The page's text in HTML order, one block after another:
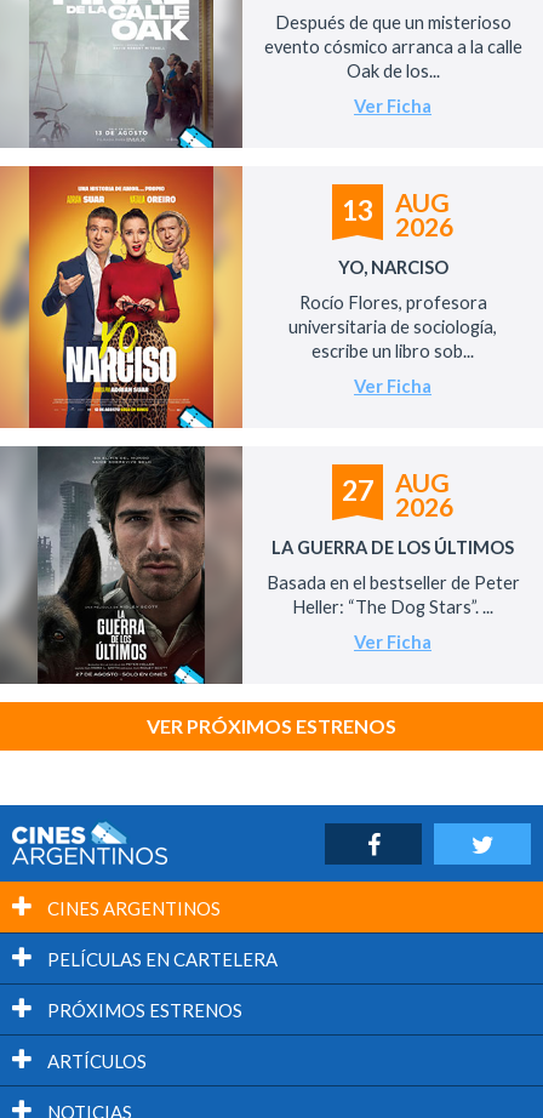
Después de que un misterioso
evento cósmico arranca a la calle
Oak de los...
Ver Ficha
13
AUG
2026
YO, NARCISO
Rocío Flores, profesora
universitaria de sociología,
escribe un libro sob...
Ver Ficha
27
AUG
2026
LA GUERRA DE LOS ÚLTIMOS
Basada en el bestseller de Peter
Heller: “The Dog Stars”. ...
Ver Ficha
VER PRÓXIMOS ESTRENOS
CINES ARGENTINOS
PELÍCULAS EN CARTELERA
PRÓXIMOS ESTRENOS
ARTÍCULOS
NOTICIAS